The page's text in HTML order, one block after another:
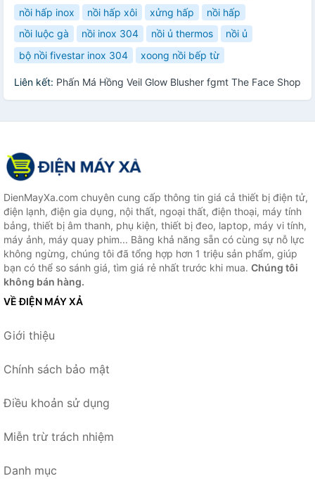
nồi hấp inox
nồi hấp xôi xửng hấp
nồi hấp
nồi luộc gà
nồi inox 304 nồi ủ thermos
nồi ủ
bộ nồi fivestar inox 304
xoong nồi bếp từ
Liên kết: Phấn Má Hồng Veil Glow Blusher fgmt The Face Shop
DienMayXa.com chuyên cung cấp thông tin giá cả thiết bị điện tử,
điện lạnh, điện gia dụng, nội thất, ngoại thất, điện thoại, máy tính
bảng, thiết bị âm thanh, phụ kiện, thiết bị đeo, laptop, máy vi tính,
máy ảnh, máy quay phim... Bằng khả năng sẵn có cùng sự nỗ lực
không ngừng, chúng tôi đã tổng hợp hơn 1 triệu sản phẩm, giúp
bạn có thể so sánh giá, tìm giá rẻ nhất trước khi mua. Chúng tôi
không bán hàng.
VỀ ĐIỆN MÁY XẢ
Giới thiệu
Chính sách bảo mật
Điều khoản sử dụng
Miễn trừ trách nhiệm
Danh mục